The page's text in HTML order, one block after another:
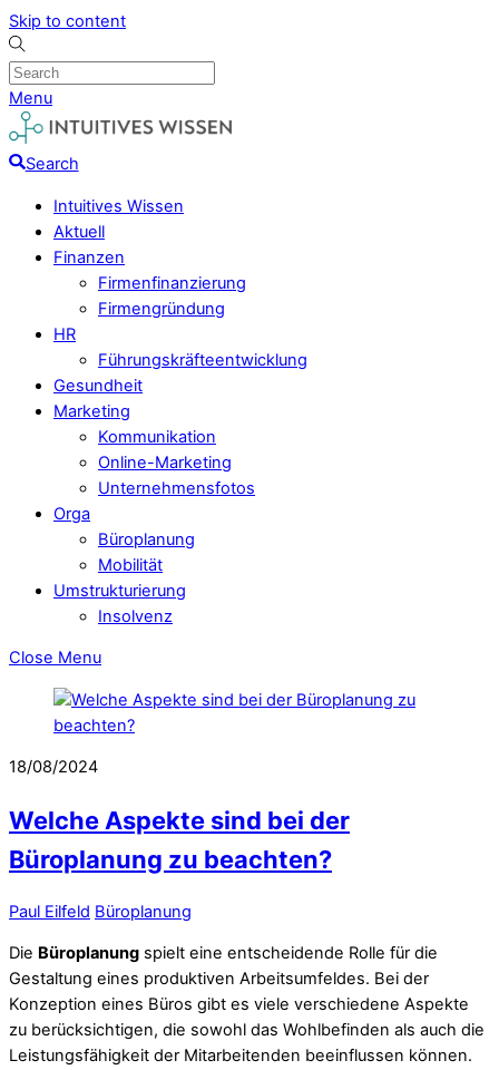
Skip to content
Menu
Search
Intuitives Wissen
Aktuell
Finanzen
Firmenfinanzierung
Firmengründung
HR
Führungskräfteentwicklung
Gesundheit
Marketing
Kommunikation
Online-Marketing
Unternehmensfotos
Orga
Büroplanung
Mobilität
Umstrukturierung
Insolvenz
Close Menu
18/08/2024
Welche Aspekte sind bei der
Büroplanung zu beachten?
Paul Eilfeld Büroplanung
Die Büroplanung spielt eine entscheidende Rolle für die
Gestaltung eines produktiven Arbeitsumfeldes. Bei der
Konzeption eines Büros gibt es viele verschiedene Aspekte
zu berücksichtigen, die sowohl das Wohlbefinden als auch die
Leistungsfähigkeit der Mitarbeitenden beeinflussen können.